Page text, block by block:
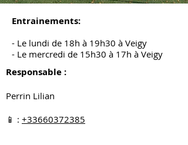
Entrainements:
- Le lundi de 18h à 19h30 à Veigy
- Le mercredi de 15h30 à 17h à Veigy
Responsable :
Perrin Lilian
📱 : +33660372385